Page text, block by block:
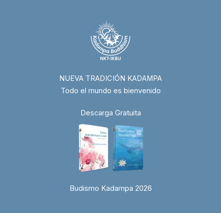
NUEVA TRADICIÓN KADAMPA
Todo el mundo es bienvenido
Descarga Gratuita
Budismo Kadampa 2026